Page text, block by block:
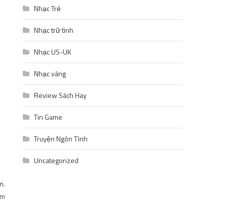
Nhạc Trẻ
Nhạc trữ tình
Nhạc US-UK
Nhạc vàng
Review Sách Hay
Tin Game
Truyện Ngôn Tình
Uncategorized